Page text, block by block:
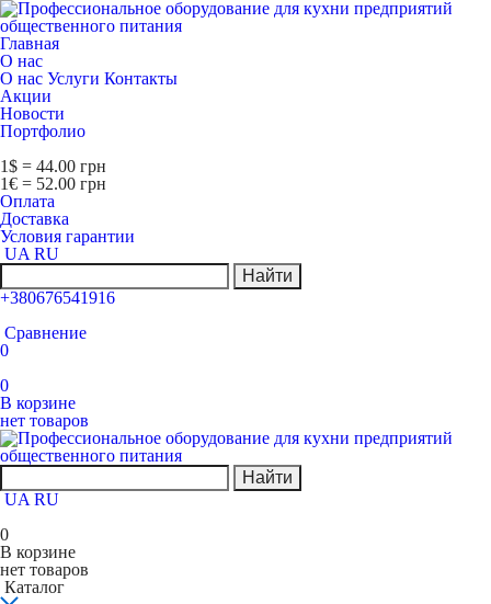
Главная
О нас
О нас Услуги Контакты
Акции
Новости
Портфолио
1$ = 44.00 грн
1€ = 52.00 грн
Оплата
Доставка
Условия гарантии
UA RU
Найти
+380676541916
Сравнение
0
0
В корзине
нет товаров
Найти
UA RU
0
В корзине
нет товаров
Каталог